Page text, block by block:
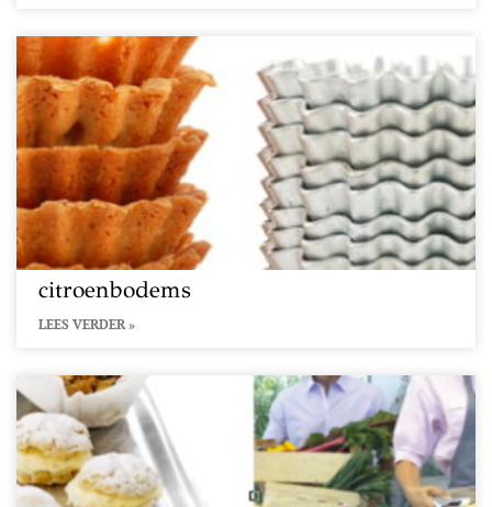
citroenbodems
LEES VERDER »